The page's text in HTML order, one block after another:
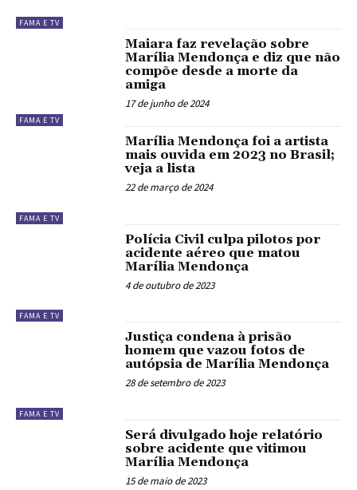
FAMA E TV
FAMA E TV
Maiara faz revelação sobre
Marília Mendonça e diz que não
compõe desde a morte da
amiga
17 de junho de 2024
FAMA E TV
Marília Mendonça foi a artista
mais ouvida em 2023 no Brasil;
veja a lista
22 de março de 2024
FAMA E TV
Polícia Civil culpa pilotos por
acidente aéreo que matou
Marília Mendonça
4 de outubro de 2023
FAMA E TV
Justiça condena à prisão
homem que vazou fotos de
autópsia de Marília Mendonça
28 de setembro de 2023
Será divulgado hoje relatório
sobre acidente que vitimou
Marília Mendonça
15 de maio de 2023